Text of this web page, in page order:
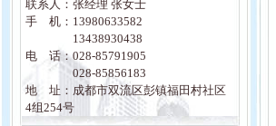
联系人：张经理 张女士
手 机：13980633582
13438930438
电 话：028-85791905
028-85856183
地 址：成都市双流区彭镇福田村社区
4组254号